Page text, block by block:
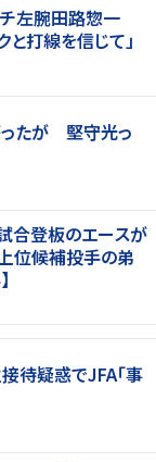
左腕田路惣一
打線を信じて」
ったが 堅守光っ
合登板のエースが
位候補投手の弟
待疑惑でJFA「事